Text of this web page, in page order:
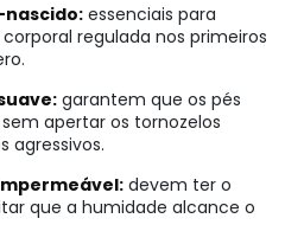
nascido:essenciais para
regulada nos primeiros
garantem que os pés
apertar os tornozelos
agressivos.
devem ter o
que a humidade alcance o